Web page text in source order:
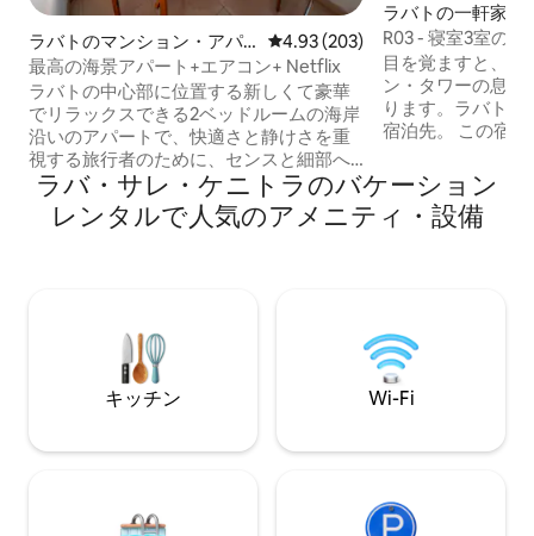
ラバトのマンション・アパ
ート
レビュー203件、5つ星中4.93つ
4.93 (203)
最高の海景アパート+エアコン+ Netflix
ラバトの中心部に位置する新しくて豪華
でリラックスできる2ベッドルームの海岸
沿いのアパートで、快適さと静けさを重
視する旅行者のために、センスと細部へ
のこだわりを持って装飾されており、素
晴らしい海の眺めが楽しめます。 都市の
ほとんどのアトラクション、レストラ
けビュー 今すぐご予約ください。我が家
のような心地よさをお届けするために、
すべての条件を設定しました！
ラバトの一軒家
R03 - 寝室3室の
の良い宿泊先｜ハ
目を覚ますと、窓
ン・タワーの息を
ります。ラバト
宿泊先。 この宿泊施設が気に入っていた
3室の広々とした
プに最適 • 明る
でリラックス • プ
わずか数歩の距離
ラバ・サレ・ケニトラのバケーション
レンタルで人気のアメニティ・設備
キッチン Wi-Fi